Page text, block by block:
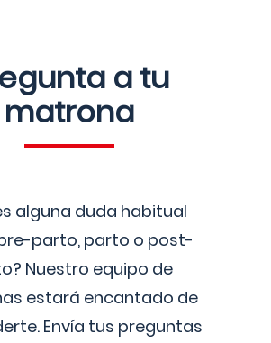
a tu
matrona
alguna duda habitual
parto, parto o post-
Nuestro equipo de
estará encantado de
Envía tus preguntas